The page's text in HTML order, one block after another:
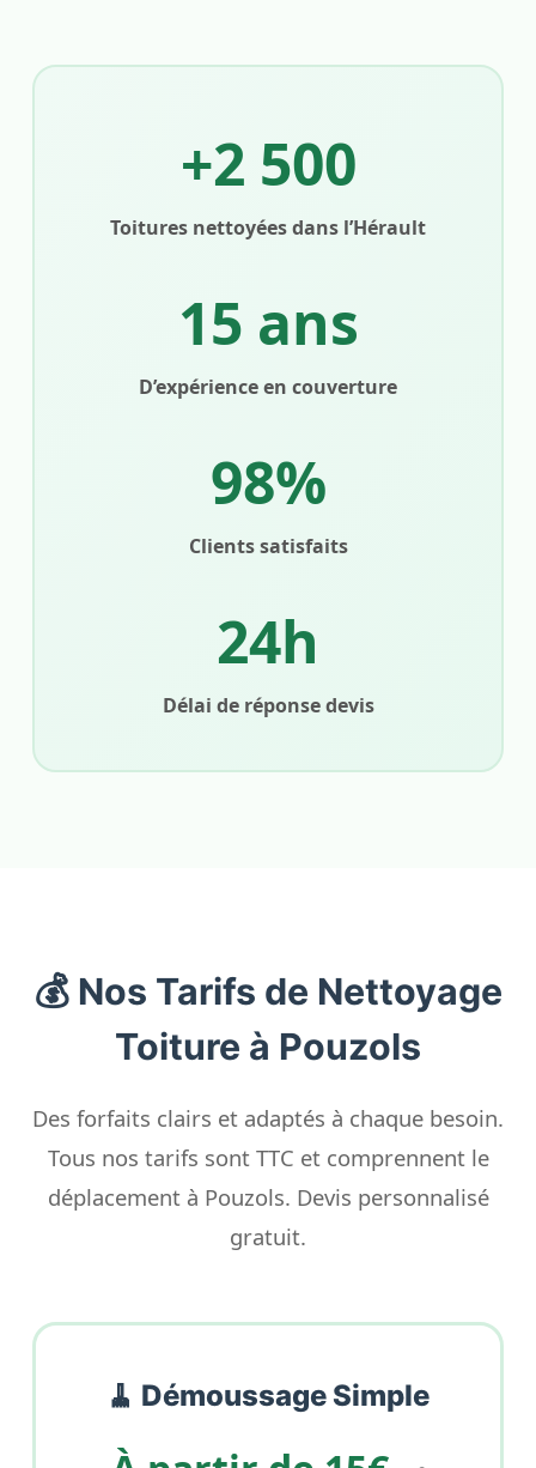
+2 500
Toitures nettoyées dans l’Hérault
15 ans
D’expérience en couverture
98%
Clients satisfaits
24h
Délai de réponse devis
💰 Nos Tarifs de Nettoyage
Toiture à Pouzols
Des forfaits clairs et adaptés à chaque besoin.
Tous nos tarifs sont TTC et comprennent le
déplacement à Pouzols. Devis personnalisé
gratuit.
🧹 Démoussage Simple